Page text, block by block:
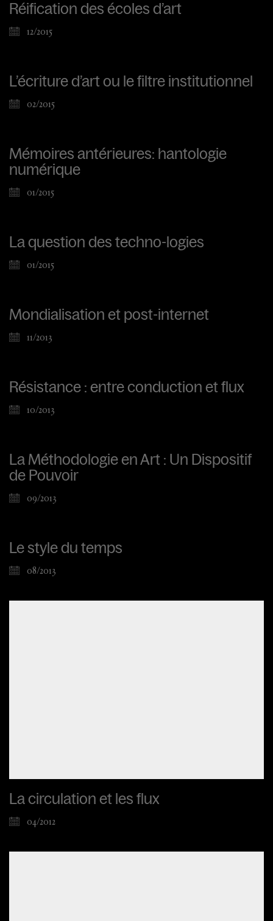
Réification des écoles d’art
12/2015
L’écriture d’art ou le filtre institutionnel
02/2015
Mémoires antérieures: hantologie
numérique
01/2015
La question des techno-logies
01/2015
Mondialisation et post-internet
11/2013
Résistance : entre conduction et flux
10/2013
La Méthodologie en Art : Un Dispositif
de Pouvoir
09/2013
Le style du temps
08/2013
La circulation et les flux
04/2012